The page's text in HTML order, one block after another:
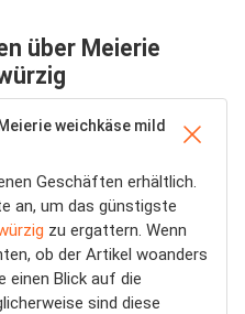
über Meierie
weichkäse mild
Geschäften erhältlich.
an, um das günstigste
zu ergattern. Wenn
ob der Artikel woanders
einen Blick auf die
sind diese